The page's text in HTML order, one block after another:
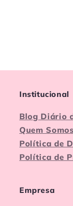
Institucional
Blog Diário
Quem Somos
Política de
Política de
Empresa